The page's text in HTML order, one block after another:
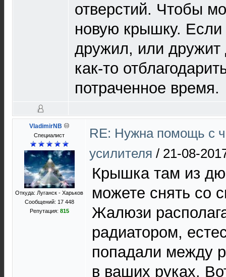
отверстий. Чтобы
новую крышку. Если
дружил, или дружит
как-то
потраченное время.
VladimirNB
Специалист
Откуда: Луганск - Харьков
Сообщений: 17 448
Репутация: 815
RE: Нужна помощь с
усилителя / 21-08-
Крышка там из
можете снять со
Жалюзи
радиатором,
попадали между
в ваших руках.